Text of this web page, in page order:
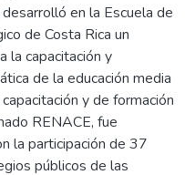
en la Escuela de
de Costa Rica un
la capacitación y
de la educación media
y de formación
RENACE, fue
la participación de 37
públicos de las